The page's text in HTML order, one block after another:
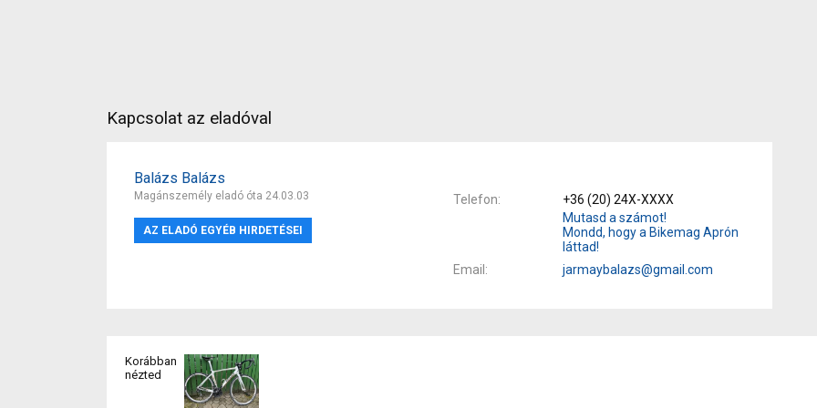
Kapcsolat az eladóval
Balázs Balázs
Magánszemély eladó óta 24.03.03
AZ ELADÓ EGYÉB HIRDETÉSEI
Telefon
+36 (20) 24X-XXXX
Mutasd a számot!
Mondd, hogy a Bikemag Aprón
láttad!
Email
jarmaybalazs@gmail.com
Korábban
nézted